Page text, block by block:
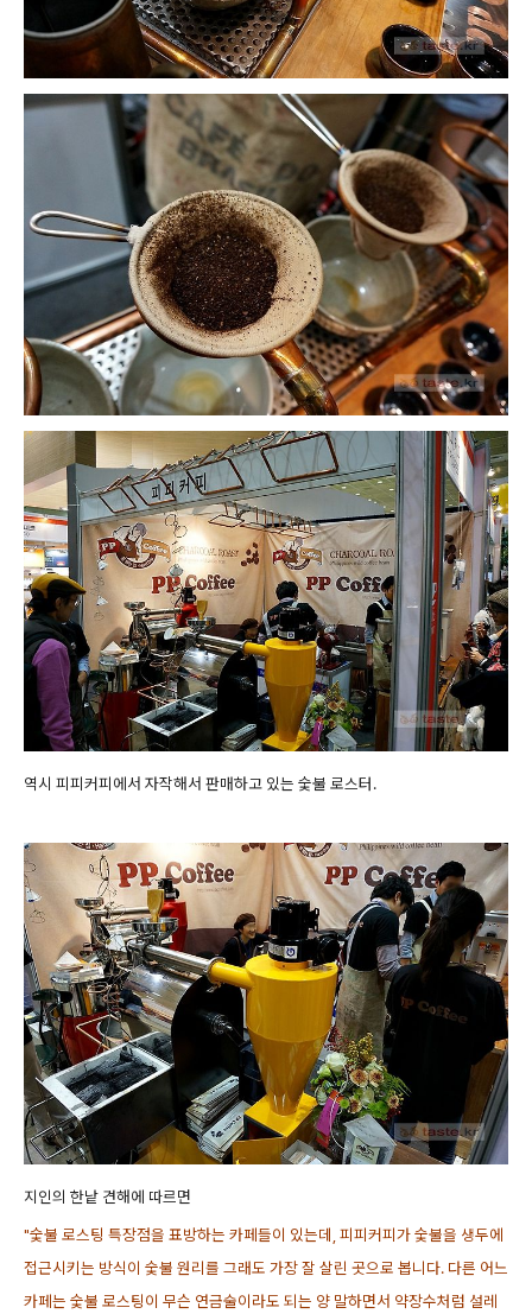
역시 피피커피에서 자작해서 판매하고 있는 숯불 로스터.
지인의 한낱 견해에 따르면
"숯불 로스팅 특장점을 표방하는 카페들이 있는데, 피피커피가 숯불을 생두에
접근시키는 방식이 숯불 원리를 그래도 가장 잘 살린 곳으로 봅니다. 다른 어느
카페는 숯불 로스팅이 무슨 연금술이라도 되는 양 말하면서 약장수처럼 설레